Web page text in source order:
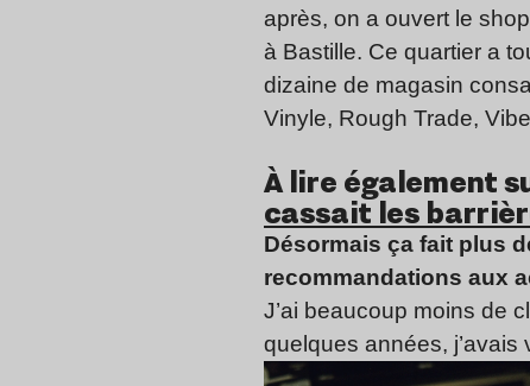
après, on a ouvert le
à Bastille. Ce quartier a
dizaine de magasin
Vinyle, Rough Trade,
À lire également
cassait les
Désormais ça fait plus
recommandations aux
J’ai beaucoup moins de
quelques années,